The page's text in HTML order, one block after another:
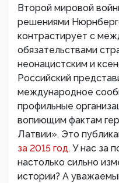
Второй мировой
решениями
контрастирует с
обязательствами
неонацистским и
Российский
международное
профильные
вопиющим фактам
Латвии». Это
за 2015 год. У нас за
настолько сильно
истории? А